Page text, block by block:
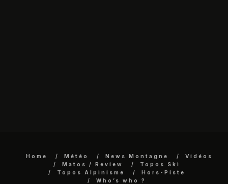
Home Météo News Montagne
Vidéos
Matos / Review
Topos Ski
Topos Alpinisme
Hors-Piste
Who’s who ?